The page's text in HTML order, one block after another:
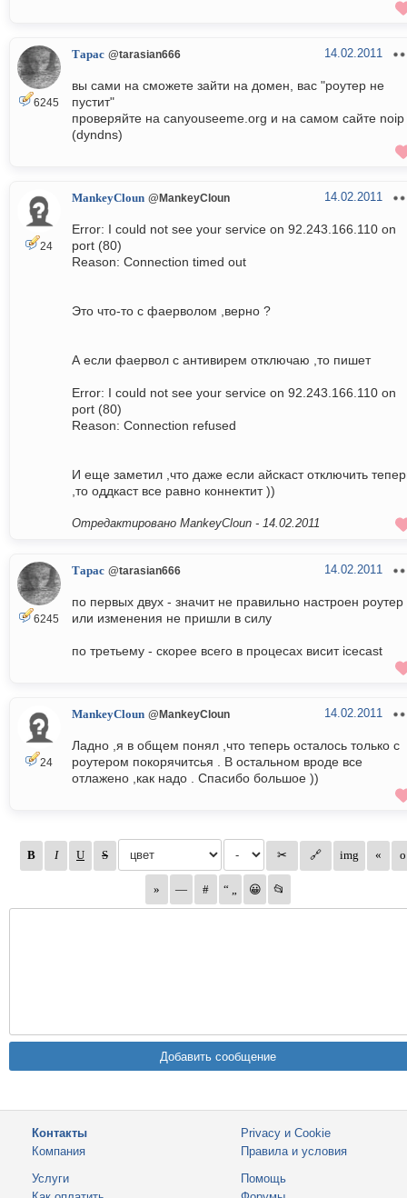
6245
Тарас @tarasian666 14.02.2011
вы сами на сможете зайти на домен, вас "роутер не
пустит"
проверяйте на canyouseeme.org и на самом сайте noip
(dyndns)
24
MankeyCloun @MankeyCloun 14.02.2011
Error: I could not see your service on 92.243.166.110 on
port (80)
Reason: Connection timed out
Это что-то с фаерволом ,верно ?
А если фаервол с антивирем отключаю ,то пишет
Error: I could not see your service on 92.243.166.110 on
port (80)
Reason: Connection refused
И еще заметил ,что даже если айскаст отключить
,то оддкаст все равно коннектит ))
Отредактировано MankeyCloun - 14.02.2011
6245
Тарас @tarasian666 14.02.2011
по первых двух - значит не правильно настроен роутер
или изменения не пришли в силу
по третьему - скорее всего в процесах висит icecast
24
MankeyCloun @MankeyCloun 14.02.2011
Ладно ,я в общем понял ,что теперь осталось только с
роутером покорячитсья . В остальном вроде все
отлажено ,как надо . Спасибо большое ))
Контакты
Компания
Privacy и Cookie
Правила и условия
Услуги
Помощь